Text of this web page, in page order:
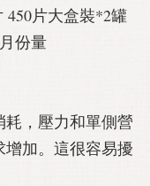
450片大盒裝*2罐
份量
，壓力和單側營
加。這很容易擾